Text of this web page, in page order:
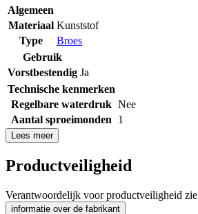
Algemeen
Materiaal Kunststof
Type
Broes
Gebruik
Vorstbestendig Ja
Technische kenmerken
Regelbare waterdruk Nee
Aantal sproeimonden
1
Lees meer
Productveiligheid
Verantwoordelijk voor productveiligheid zie
informatie over de fabrikant